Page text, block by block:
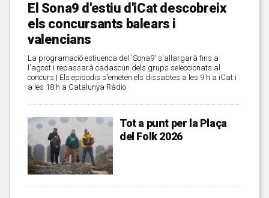
El Sona9 d'estiu d'iCat descobreix
els concursants balears i
valencians
La programació estiuenca del 'Sona9' s'allargarà fins a
l'agost i repassarà cadascun dels grups seleccionats al
concurs | Els episodis s'emeten els dissabtes a les 9 h a iCat i
a les 18 h a Catalunya Ràdio
Tot a punt per la Plaça
del Folk 2026